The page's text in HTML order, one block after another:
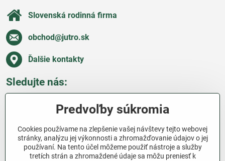
Slovenská rodinná firma
obchod​@jutro​.sk
Ďalšie kontakty
Sledujte nás:
Všetko o nákupe
Ďakujeme za podporu
Predvoľby súkromia
Cookies používame na zlepšenie vašej návštevy tejto webovej
stránky, analýzu jej výkonnosti a zhromažďovanie údajov o jej
používaní. Na tento účel môžeme použiť nástroje a služby
tretích strán a zhromaždené údaje sa môžu preniesť k